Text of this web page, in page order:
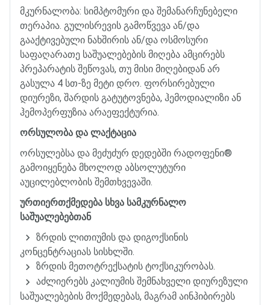
მკურნალობა: სიმპტომური და შემანარჩუნებელი
თერაპია. გულისრევის გამოწვევა ან/და
გააქტივებული ნახშირის ან/და ოსმოსური
საფაღარათე საშუალებების მიღება ამცირებს
პრეპარატის შეწოვას, თუ მისი მიღებიდან არ
გასულა 4 სთ-ზე მეტი დრო. ფორსირებული
დიურეზი, შარდის გატუტოვნება, ჰემოდიალიზი ან
ჰემოპერფუზია არაეფექტურია.
ორსულობა და ლაქტაცია
ორსულებსა და მეძუძურ დედებში რადოფენი®
გამოიყენება მხოლოდ აბსოლუტური
აუცილებლობის შემთხვევაში.
ურთიერთქმედება სხვა სამკურნალო
საშუალებებთან
ზრდის ლითიუმის და დიგოქსინის
კონცენტრაციას სისხლში.
ზრდის მეთოტრექსატის ტოქსიკურობას.
აძლიერებს კალიუმის შემნახველი დიურეზული
საშუალებების მოქმედებას, მაგრამ აინჰიბირებს